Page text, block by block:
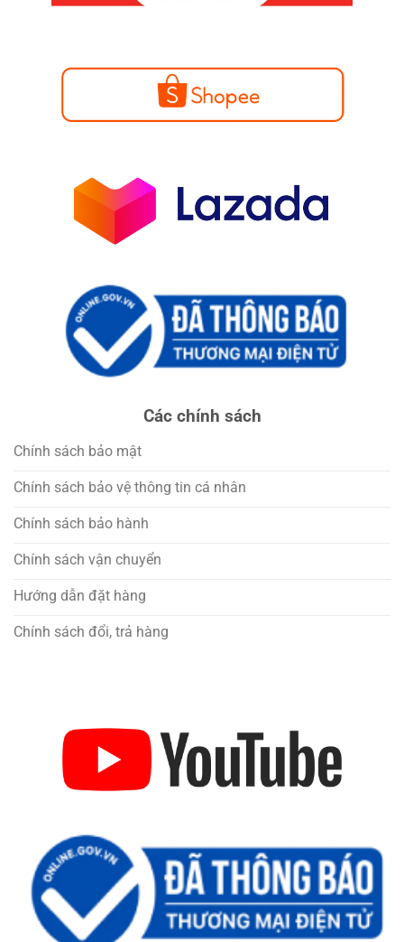
Các chính sách
Chính sách bảo mật
Chính sách bảo vệ thông tin cá nhân
Chính sách bảo hành
Chính sách vận chuyển
Hướng dẫn đặt hàng
Chính sách đổi, trả hàng